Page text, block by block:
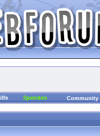
Spenden Community